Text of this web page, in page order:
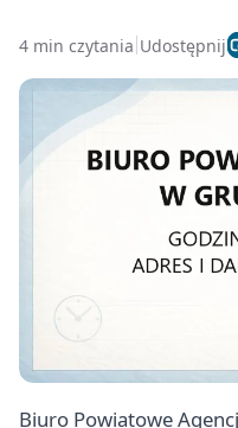
4 min czytania Udostępnij
Biuro Powiatowe